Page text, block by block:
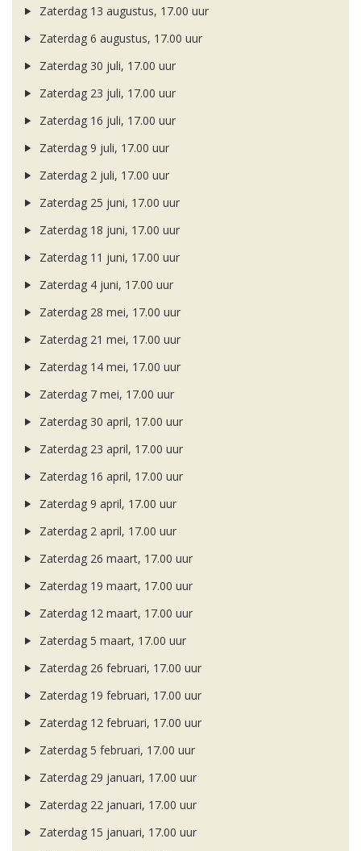
Zaterdag 13 augustus, 17.00 uur
Zaterdag 6 augustus, 17.00 uur
Zaterdag 30 juli, 17.00 uur
Zaterdag 23 juli, 17.00 uur
Zaterdag 16 juli, 17.00 uur
Zaterdag 9 juli, 17.00 uur
Zaterdag 2 juli, 17.00 uur
Zaterdag 25 juni, 17.00 uur
Zaterdag 18 juni, 17.00 uur
Zaterdag 11 juni, 17.00 uur
Zaterdag 4 juni, 17.00 uur
Zaterdag 28 mei, 17.00 uur
Zaterdag 21 mei, 17.00 uur
Zaterdag 14 mei, 17.00 uur
Zaterdag 7 mei, 17.00 uur
Zaterdag 30 april, 17.00 uur
Zaterdag 23 april, 17.00 uur
Zaterdag 16 april, 17.00 uur
Zaterdag 9 april, 17.00 uur
Zaterdag 2 april, 17.00 uur
Zaterdag 26 maart, 17.00 uur
Zaterdag 19 maart, 17.00 uur
Zaterdag 12 maart, 17.00 uur
Zaterdag 5 maart, 17.00 uur
Zaterdag 26 februari, 17.00 uur
Zaterdag 19 februari, 17.00 uur
Zaterdag 12 februari, 17.00 uur
Zaterdag 5 februari, 17.00 uur
Zaterdag 29 januari, 17.00 uur
Zaterdag 22 januari, 17.00 uur
Zaterdag 15 januari, 17.00 uur